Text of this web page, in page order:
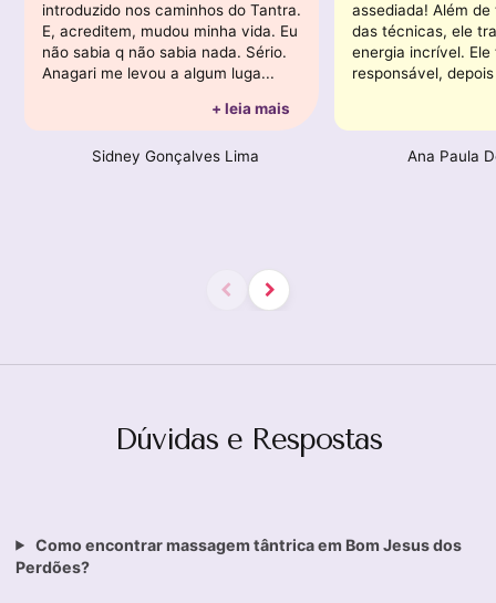
introduzido nos caminhos do Tantra.
E, acreditem, mudou minha vida. Eu
não sabia q não sabia nada. Sério.
Anagari me levou a algum luga...
+ leia mais
Sidney Gonçalves Lima
assediada! Além
das técnicas, ele
energia incrível. Ele
responsável,
Ana Paula
Dúvidas e Respostas
Como encontrar massagem tântrica em Bom Jesus dos
Perdões?